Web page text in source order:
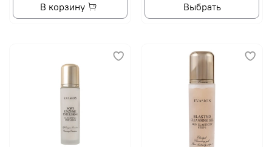
В корзину Выбрать